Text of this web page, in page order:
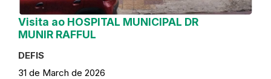
Visita ao HOSPITAL MUNICIPAL DR
MUNIR RAFFUL
DEFIS
31 de March de 2026